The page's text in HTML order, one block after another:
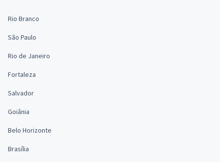
Rio Branco
São Paulo
Rio de Janeiro
Fortaleza
Salvador
Goiânia
Belo Horizonte
Brasília